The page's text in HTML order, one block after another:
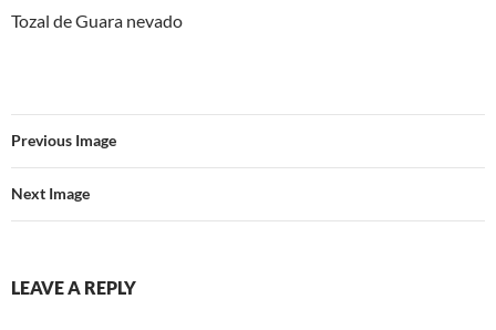
Tozal de Guara nevado
Previous Image
Next Image
LEAVE A REPLY